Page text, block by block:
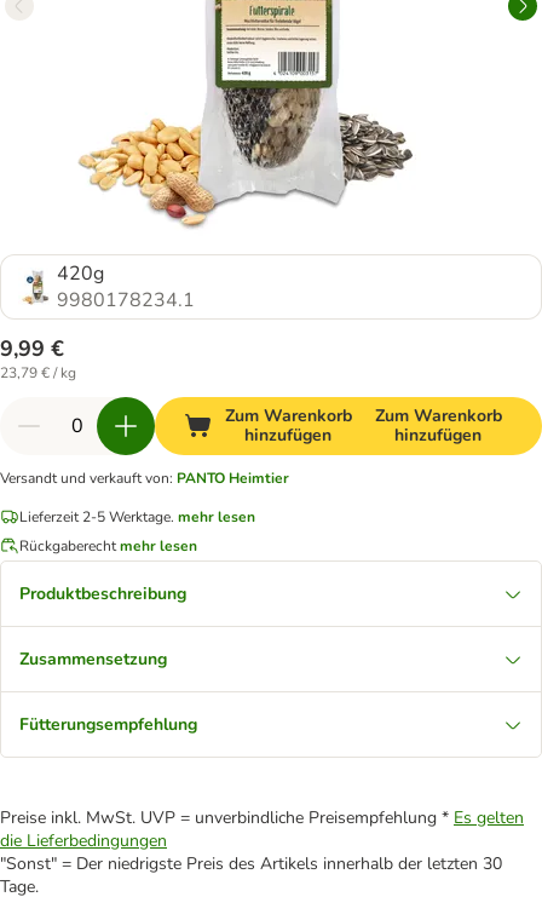
420g
9980178234.1
9,99 €
23,79 € / kg
Zum Warenkorb
hinzufügen
Zum Warenkorb
hinzufügen
Versandt und verkauft von: PANTO Heimtier
Lieferzeit 2-5 Werktage. mehr lesen
Rückgaberechtmehr lesen
Produktbeschreibung
Zusammensetzung
Fütterungsempfehlung
Preise inkl. MwSt. UVP = unverbindliche Preisempfehlung * Es gelten
die Lieferbedingungen
"Sonst" = Der niedrigste Preis des Artikels innerhalb der letzten 30
Tage.